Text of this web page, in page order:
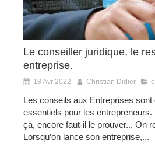
Le conseiller juridique, le
entreprise.
18 Avr 2022 Christian Didier
Les conseils aux Entreprises sont
essentiels pour les entrepreneurs.
ça, encore faut-il le prouver... On
Lorsqu’on lance son entreprise,...